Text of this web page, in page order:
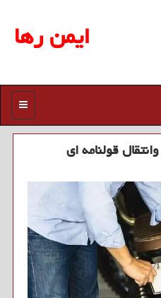
ایمن رها
منو
قولنامه ای